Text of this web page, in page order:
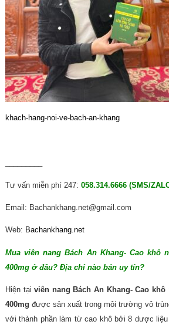
khach-hang-noi-ve-bach-an-khang
Tư vấn miễn phí 247: 058.314.6666 (SMS/
Email: Bachankhang.net@gmail.com
Web: Bachankhang.net
Mua viên nang Bách An Khang- Cao khô
400mg ở đâu? Địa chỉ nào bán uy tín?
Hiện tạiviên nang Bách An Khang- Cao
400mg được sản xuất trong môi trường vô
với thành phần làm từ cao khô bởi 8 dược